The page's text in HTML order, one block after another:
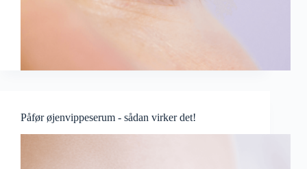
Påfør øjenvippeserum - sådan virker det!